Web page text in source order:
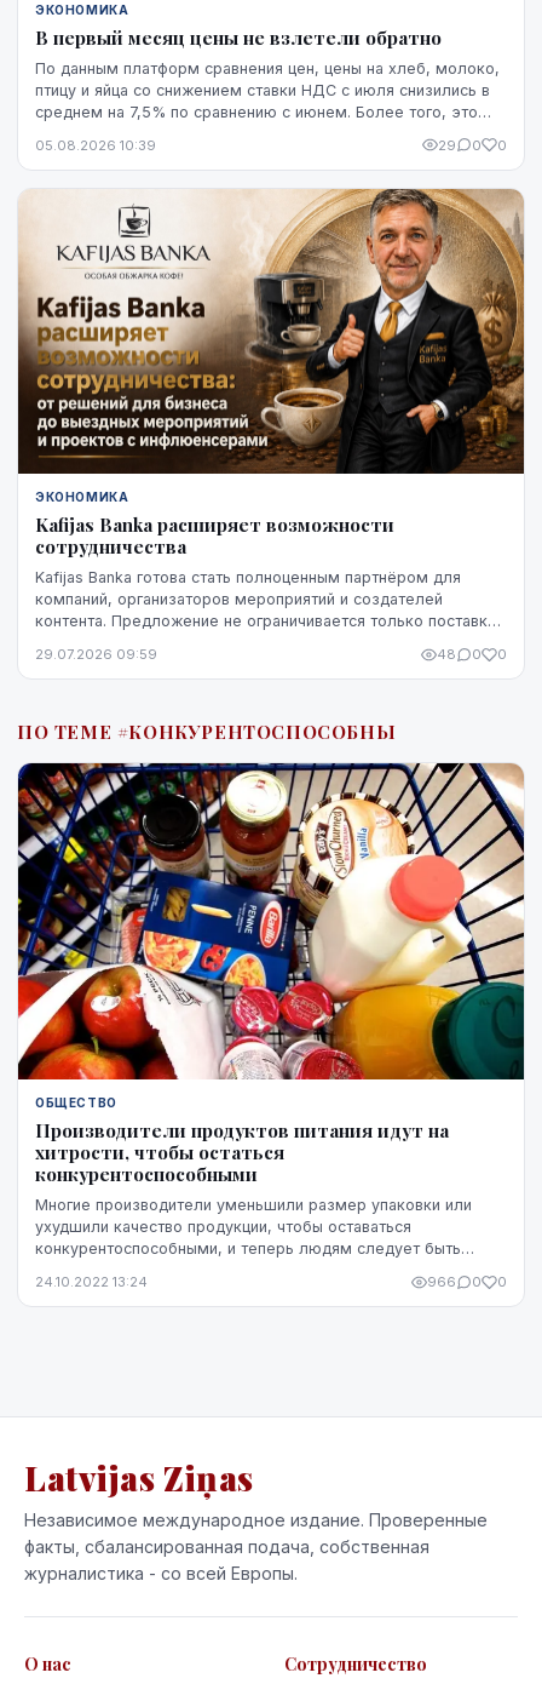
ЭКОНОМИКА
В первый месяц цены не взлетели обратно
По данным платформ сравнения цен, цены на хлеб, молоко,
птицу и яйца со снижением ставки НДС с июля снизились в
среднем на 7,5% по сравнению с июнем. Более того, это
данный момент - до начала августа.
05.08.2026 10:39 29 0 0
ЭКОНОМИКА
Kafijas Banka расширяет возможности
сотрудничества
Kafijas Banka готова стать полноценным партнёром для
компаний, организаторов мероприятий и создателей
контента. Предложение не ограничивается только поставкой
29.07.2026 09:59 48 0 0
ПО ТЕМЕ #КОНКУРЕНТОСПОСОБНЫ
ОБЩЕСТВО
Производители продуктов питания идут на
хитрости, чтобы остаться
конкурентоспособными
Многие производители уменьшили размер упаковки или
ухудшили качество продукции, чтобы оставаться
конкурентоспособными, и теперь людям следует быть
24.10.2022 13:24 966 0 0
Latvijas Ziņas
Независимое международное издание. Проверенные
факты, сбалансированная подача, собственная
журналистика - со всей Европы.
О нас Сотрудничество